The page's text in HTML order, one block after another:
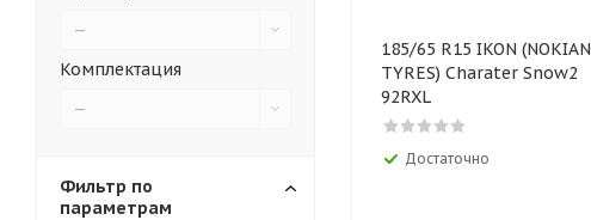
185/65 R15 IKON (NOKIAN
TYRES) Charater Snow2
92RXL
Достаточно
—
Комплектация
—
Фильтр по
параметрам